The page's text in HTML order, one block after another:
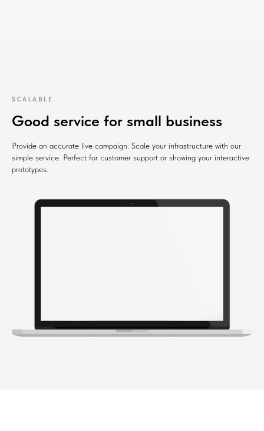
SCALABLE
Good service for small business
Provide an accurate live campaign. Scale your infrastructure with our
simple service. Perfect for customer support or showing your interactive
prototypes.